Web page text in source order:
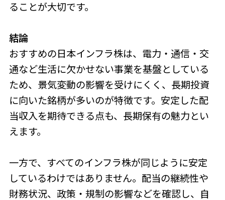
ることが大切です。
結論
おすすめの日本インフラ株は、電力・通信・交
通など生活に欠かせない事業を基盤としている
ため、景気変動の影響を受けにくく、長期投資
に向いた銘柄が多いのが特徴です。安定した配
当収入を期待できる点も、長期保有の魅力とい
えます。
一方で、すべてのインフラ株が同じように安定
しているわけではありません。配当の継続性や
財務状況、政策・規制の影響などを確認し、自